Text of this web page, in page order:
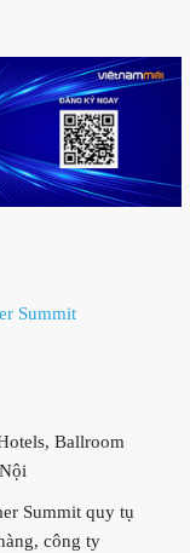
Summit
Ballroom
Summit quy tụ
công ty